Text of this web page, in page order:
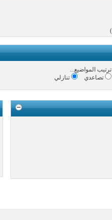
ترتيب المواضيع...
تصاعدي
تنازلي